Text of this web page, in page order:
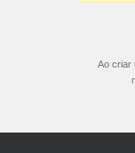
Ao criar